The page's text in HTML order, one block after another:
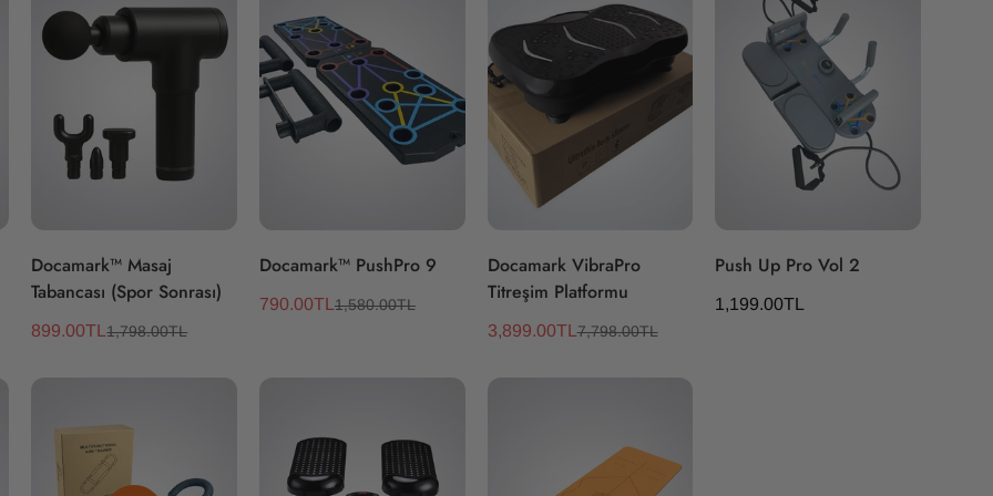
Hızlı Ekle
Docamark™ Masaj
Tabancası (Spor Sonrası)
Satış
899.00TL
Normal
1,798.00TL
Hızlı Ekle
Docamark™ PushPro 9
Satış
790.00TL
Normal
1,580.00TL
Hızlı Ekle
Docamark VibraPro
Titreşim Platformu
Satış
3,899.00TL
Normal
7,798.00TL
Hızlı Ekle
Push Up Pro Vol 2
Normal
1,199.00TL